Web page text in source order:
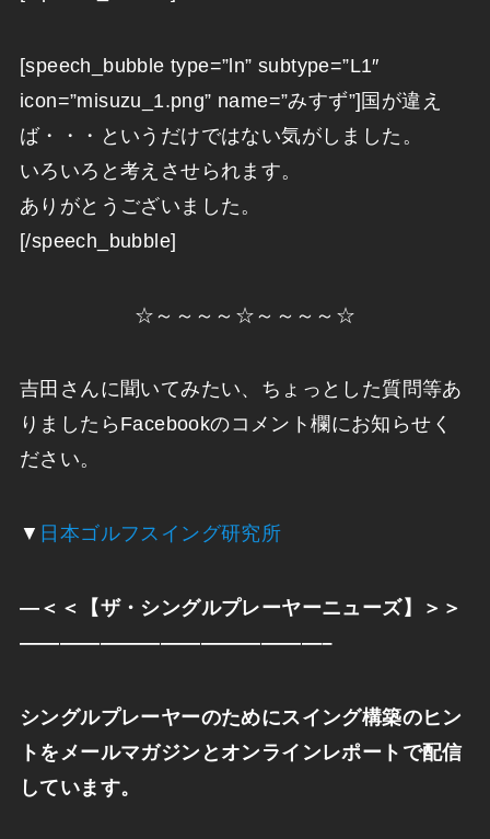
[speech_bubble type=”ln” subtype=”L1″
icon=”misuzu_1.png” name=”みすず”]国が違え
ば・・・というだけではない気がしました。
いろいろと考えさせられます。
ありがとうございました。
[/speech_bubble]
☆～～～～☆～～～～☆
吉田さんに聞いてみたい、ちょっとした質問等あ
りましたらFacebookのコメント欄にお知らせく
ださい。
▼ 日本ゴルフスイング研究所
— ＜＜【ザ・シングルプレーヤーニューズ】＞＞
———————————————–
シングルプレーヤーのためにスイング構築のヒン
トをメールマガジンとオンラインレポートで配信
しています。